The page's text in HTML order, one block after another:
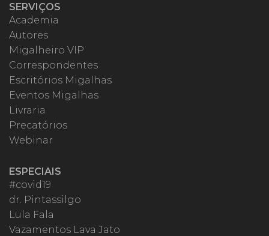
SERVIÇOS
Academia
Autores
Migalheiro VIP
Correspondentes
Escritórios Migalhas
Eventos Migalhas
Livraria
Precatórios
Webinar
ESPECIAIS
#covid19
dr. Pintassilgo
Lula Fala
Vazamentos Lava Jato